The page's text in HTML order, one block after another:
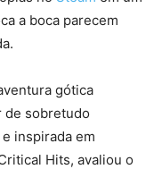
a boca parecem
gótica
de sobretudo
inspirada em
Hits, avaliou o